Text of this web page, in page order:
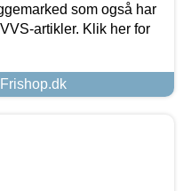
som også har
artikler. Klik her for